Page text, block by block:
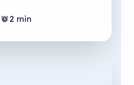
2 min